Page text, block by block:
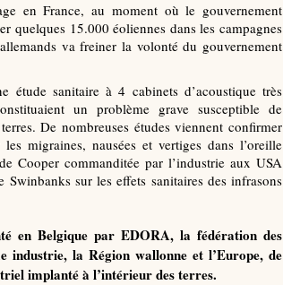
en France, au moment où le gouvernement
quelques 15.000 éoliennes dans les campagnes
va freiner la volonté du gouvernement
sanitaire à 4 cabinets d’acoustique très
un problème grave susceptible de
De nombreuses études viennent confirmer
migraines, nausées et vertiges dans l’oreille
Cooper commanditée par l’industrie aux USA
sur les effets sanitaires des infrasons
en Belgique par EDORA, la fédération des
industrie, la Région wallonne et l’Europe, de
implanté à l’intérieur des terres.